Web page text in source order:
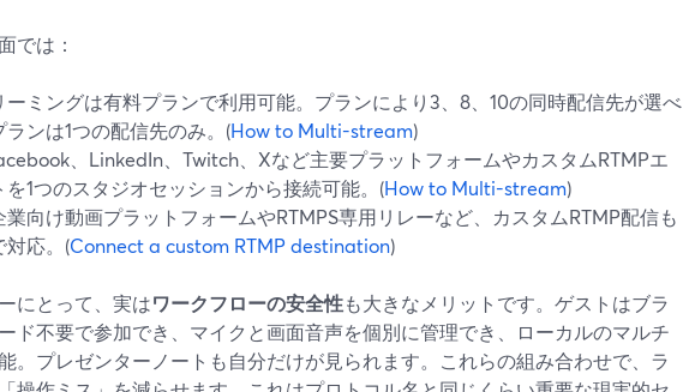
では：
ーミングは有料プランで利用可能。プランにより3、8、10の同時配信先が選べ
ランは1つの配信先のみ。(How to Multi-stream)
、LinkedIn、Twitch、Xなど主要プラットフォームやカスタムRTMPエ
を1つのスタジオセッションから接続可能。(How to Multi-stream)
業向け動画プラットフォームやRTMPS専用リレーなど、カスタムRTMP配信も
対応。(Connect a custom RTMP destination)
にとって、実はワークフローの安全性も大きなメリットです。ゲストはブラ
ド不要で参加でき、マイクと画面音声を個別に管理でき、ローカルのマルチ
。プレゼンターノートも自分だけが見られます。これらの組み合わせで、ラ